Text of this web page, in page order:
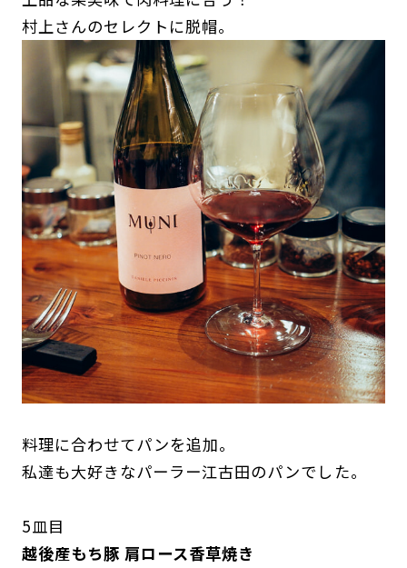
村上さんのセレクトに脱帽。
料理に合わせてパンを追加。
私達も大好きなパーラー江古田のパンでした。
5皿目
越後産もち豚 肩ロース香草焼き